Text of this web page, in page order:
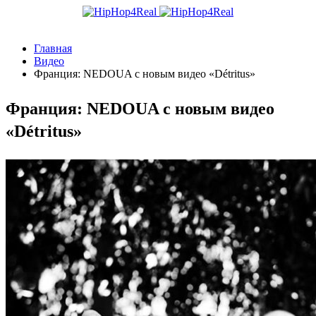
Главная
Видео
Франция: NEDOUA с новым видео «Détritus»
Франция: NEDOUA с новым видео
«Détritus»